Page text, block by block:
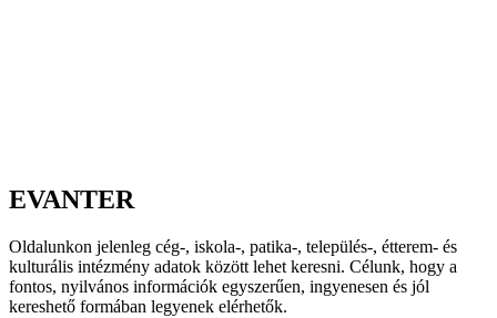
EVANTER
Oldalunkon jelenleg cég-, iskola-, patika-, település-, étterem- és
kulturális intézmény adatok között lehet keresni. Célunk, hogy a
fontos, nyilvános információk egyszerűen, ingyenesen és jól
kereshető formában legyenek elérhetők.